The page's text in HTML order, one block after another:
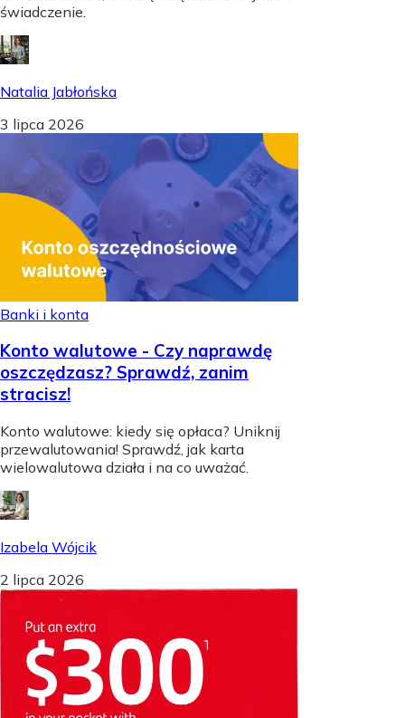
świadczenie.
Natalia Jabłońska
3 lipca 2026
Banki i konta
Konto walutowe - Czy naprawdę
oszczędzasz? Sprawdź, zanim
stracisz!
Konto walutowe: kiedy się opłaca? Uniknij
przewalutowania! Sprawdź, jak karta
wielowalutowa działa i na co uważać.
Izabela Wójcik
2 lipca 2026